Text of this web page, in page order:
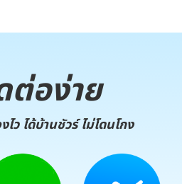
อง่าย
ไว ได้บ้านชัวร์ ไม่โดนโกง